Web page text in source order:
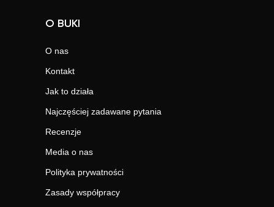
O BUKI
O nas
Kontakt
Jak to działa
Najczęściej zadawane pytania
Recenzje
Media o nas
Polityka prywatności
Zasady współpracy